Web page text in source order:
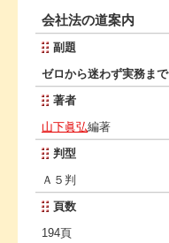
会社法の道案内
副題
ゼロから迷わず実務まで
著者
山下眞弘編著
判型
Ａ５判
頁数
194頁